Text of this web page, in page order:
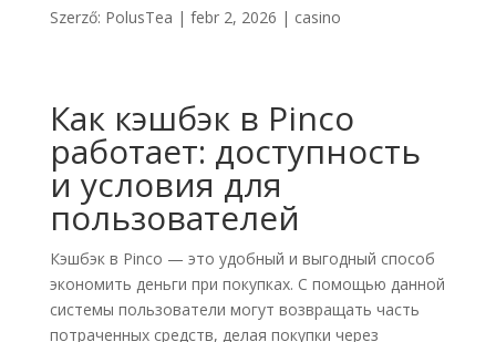
Szerző: PolusTea | febr 2, 2026 | casino
Как кэшбэк в Pinco
работает: доступность
и условия для
пользователей
Кэшбэк в Pinco — это удобный и выгодный способ
экономить деньги при покупках. С помощью данной
системы пользователи могут возвращать часть
потраченных средств, делая покупки через